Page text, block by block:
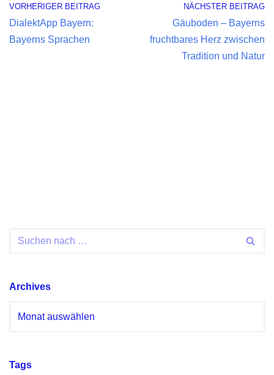
VORHERIGER BEITRAG
DialektApp Bayern:
Bayerns Sprachen
NÄCHSTER BEITRAG
Gäuboden – Bayerns
fruchtbares Herz zwischen
Tradition und Natur
Archives
Tags